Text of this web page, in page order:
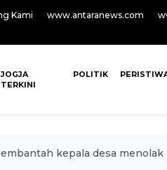
Kami www.antaranews.com
JOGJA
TERKINI
POLITIK
kepala desa menolak